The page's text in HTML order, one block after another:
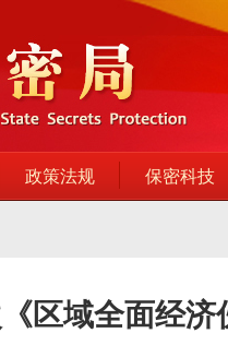
政策法规 保密科技
区域全面经